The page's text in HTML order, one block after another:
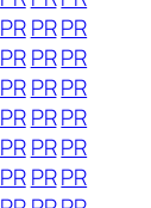
PR PRPR
PR PRPR
PR PRPR
PR PRPR
PR PRPR
PR PRPR